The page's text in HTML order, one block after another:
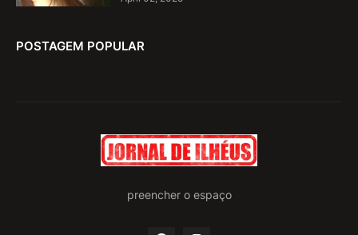
POSTAGEM POPULAR
preencher o espaço